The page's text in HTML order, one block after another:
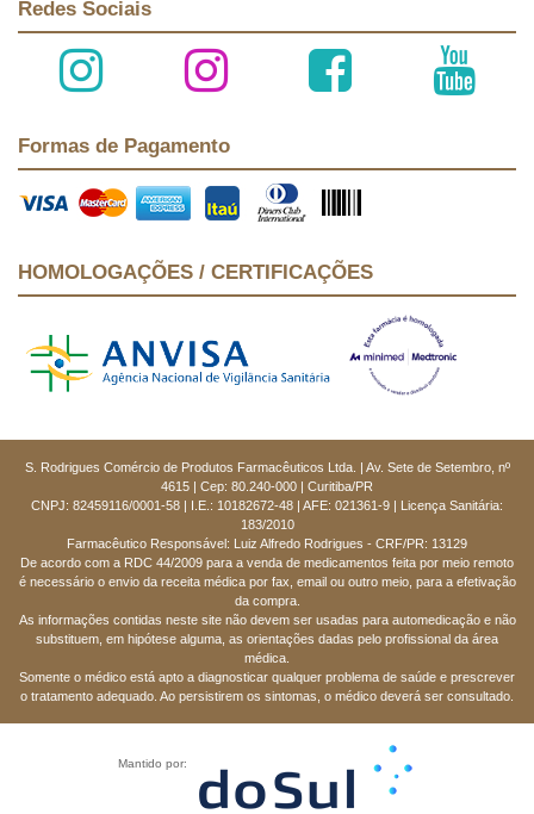
Redes Sociais
Formas de Pagamento
HOMOLOGAÇÕES / CERTIFICAÇÕES
S. Rodrigues Comércio de Produtos Farmacêuticos Ltda. | Av. Sete de Setembro, nº
4615 | Cep: 80.240-000 | Curitiba/PR
CNPJ: 82459116/0001-58 | I.E.: 10182672-48 | AFE: 021361-9 | Licença Sanitária:
183/2010
Farmacêutico Responsável: Luiz Alfredo Rodrigues - CRF/PR: 13129
De acordo com a RDC 44/2009 para a venda de medicamentos feita por meio remoto
é necessário o envio da receita médica por fax, email ou outro meio, para a efetivação
da compra.
As informações contidas neste site não devem ser usadas para automedicação e não
substituem, em hipótese alguma, as orientações dadas pelo profissional da área
médica.
Somente o médico está apto a diagnosticar qualquer problema de saúde e prescrever
o tratamento adequado. Ao persistirem os sintomas, o médico deverá ser consultado.
Mantido por: